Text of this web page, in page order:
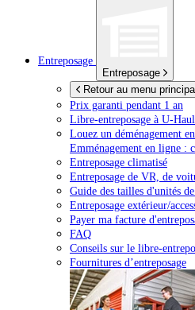
Entreposage
Entreposage
Retour au menu
Prix garanti pendant 1 an
Libre-entreposage à U-Haul
Louez un déménagement
Emménagement en ligne :
Entreposage climatisé
Entreposage de VR, de
Guide des tailles d'unités
Entreposage extérieur/
Payer ma facture
FAQ
Conseils sur le libre-
Fournitures d’entreposage